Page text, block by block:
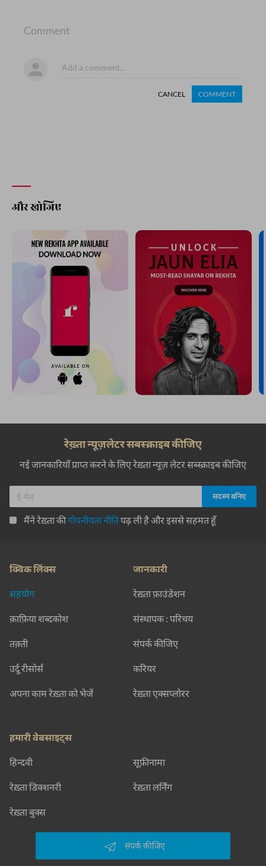
Comment
CANCEL COMMENT
और खोजिए
रेख़्ता न्यूज़लेटर सबस्क्राइब कीजिए
नई जानकारियाँ प्राप्त करने के लिए रेख़्ता न्यूज़ लेटर सब्स्क्राइब कीजिए
मैंने रेख़्ता कीगोपनीयता नीतिपढ़ ली है और इससे सहमत हूँ
क्विक लिंक्स
सहयोग
क़ाफ़िया शब्दकोश
तक़्ती
उर्दू रीसोर्स
अपना काम रेख़्ता को भेजें
जानकारी
रेख़्ता फ़ाउंडेशन
संस्थापक : परिचय
संपर्क कीजिए
करियर
रेख़्ता एक्सप्लोरर
हमारी वेबसाइट्स
हिन्दवी सूफ़ीनामा
रेख़्ता डिक्शनरी रेख़्ता लर्निंग
रेख़्ता बुक्स
संपर्क कीजिए